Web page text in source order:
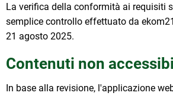
La verifica della conformità ai requisiti
semplice controllo effettuato da
21 agosto 2025.
Contenuti non
In base alla revisione, l'applicazione